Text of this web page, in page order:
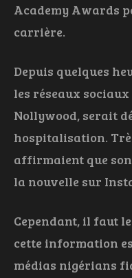
Academy Awards
carrière.
Depuis quelques
les réseaux sociaux
Nollywood, serait
hospitalisation.
affirmaient que
la nouvelle sur
Cependant, il faut
cette information
médias nigérians